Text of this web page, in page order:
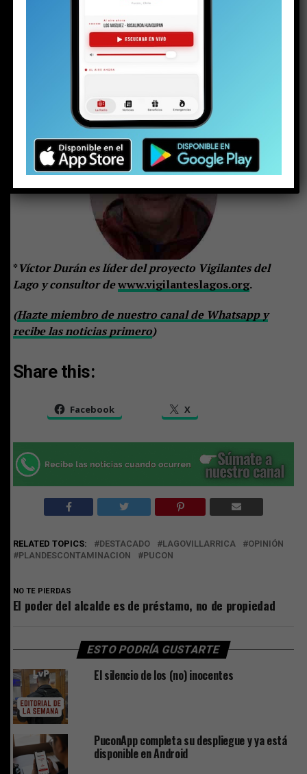
histórico y muy significativo. Sin embargo, el
verdadero desafío comienza ahora: implementar
correctamente el plan, asegurar los recursos
necesarios y mantener una gobernanza sólida que
permita alcanzar, en el largo plazo, la recuperación
*Víctor Durán es líder del proyecto Vigilantes del
Lago y consultor dewww.vigilanteslagos.org.
(Hazte miembro de nuestro canal de Whatsapp y
recibe las noticias primero)
Share this:
Facebook X
RELATED TOPICS: DESTACADO LAGOVILLARRICA
OPINIÓN
PLANDESCONTAMINACION
PUCON
NO TE PIERDAS
El poder del alcalde es de préstamo, no de propiedad
ESTO PODRÍA GUSTARTE
El silencio de los (no) inocentes
PuconApp completa su despliegue y ya está
disponible en Android